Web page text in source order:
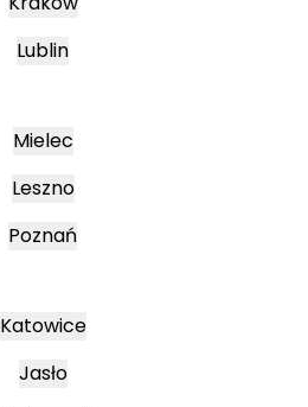
Lublin
Mielec
Leszno
Poznań
Katowice
Jasło